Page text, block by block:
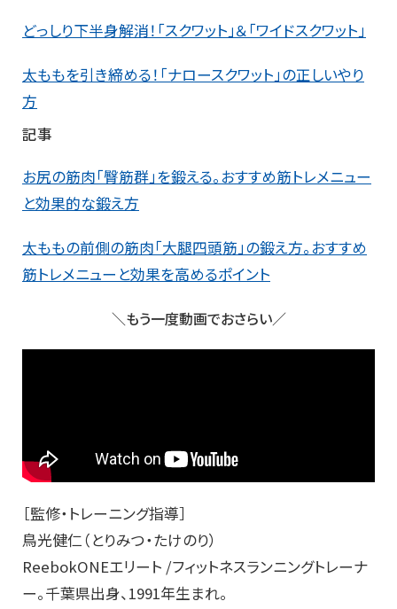
どっしり下半身解消！「スクワット」＆「ワイドスクワット」
太ももを引き締める！「ナロースクワット」の正しいやり
方
記事
お尻の筋肉「臀筋群」を鍛える。おすすめ筋トレメニュー
と効果的な鍛え方
太ももの前側の筋肉「大腿四頭筋」の鍛え方。おすすめ
筋トレメニューと効果を高めるポイント
＼もう一度動画でおさらい／
［監修・トレーニング指導］
鳥光健仁（とりみつ・たけのり）
ReebokONEエリート /フィットネスランニングトレーナ
ー。千葉県出身、1991年生まれ。